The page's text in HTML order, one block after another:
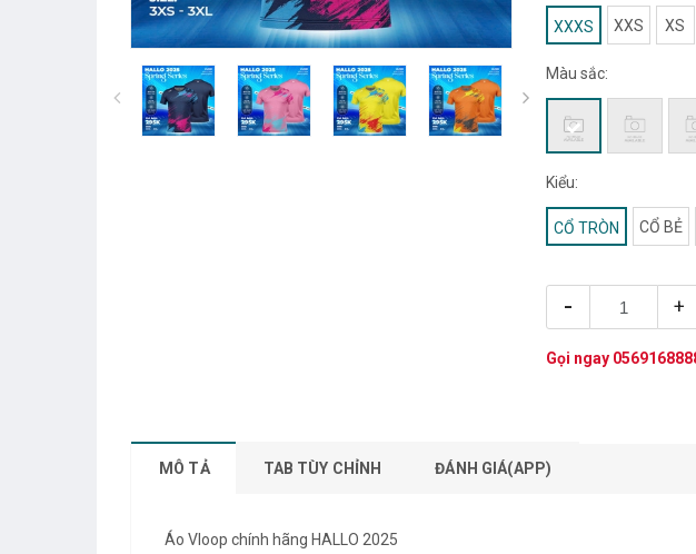
XXXS XXS XS
Màu sắc:
Kiểu:
CỔ TRÒN CỔ BẺ
- +
Gọi ngay
MÔ TẢ TAB TÙY CHỈNH ĐÁNH GIÁ(APP)
Áo Vloop chính hãng HALLO 2025